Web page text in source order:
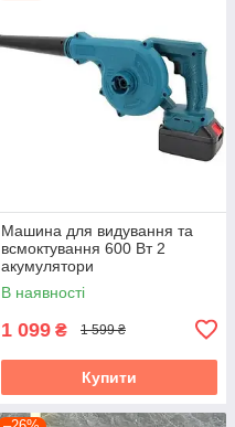
Машина для видування та
всмоктування 600 Вт 2
акумулятори
В наявності
1 099 ₴ 1 599 ₴
Купити